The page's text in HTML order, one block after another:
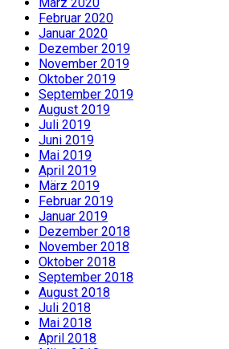
Februar 2020
Januar 2020
Dezember 2019
November 2019
Oktober 2019
September 2019
August 2019
Juli 2019
Juni 2019
Mai 2019
April 2019
März 2019
Februar 2019
Januar 2019
Dezember 2018
November 2018
Oktober 2018
September 2018
August 2018
Juli 2018
Mai 2018
April 2018